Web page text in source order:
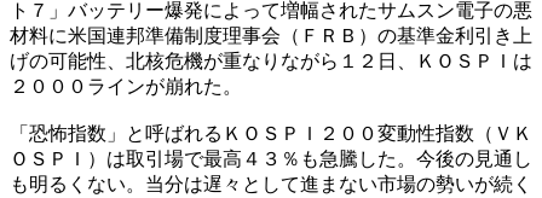
ト７」バッテリー爆発によって増幅されたサムスン電子の悪
材料に米国連邦準備制度理事会（ＦＲＢ）の基準金利引き上
げの可能性、北核危機が重なりながら１２日、ＫＯＳＰＩは
２０００ラインが崩れた。
「恐怖指数」と呼ばれるＫＯＳＰＩ２００変動性指数（ＶＫ
ＯＳＰＩ）は取引場で最高４３％も急騰した。今後の見通し
も明るくない。当分は遅々として進まない市場の勢いが続く